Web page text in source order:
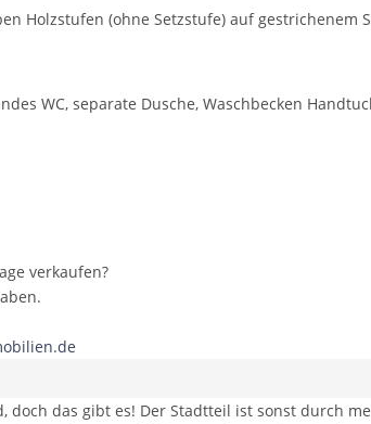
Holzstufen (ohne Setzstufe) auf gestrichenem
WC, separate Dusche, Waschbecken
verkaufen?
das gibt es! Der Stadtteil ist sonst durch